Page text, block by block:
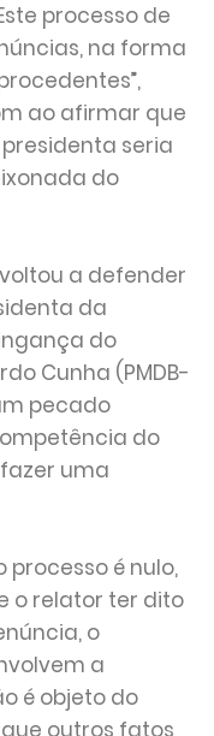
processo de
na forma
ao afirmar que
seria
do
a defender
da
do
Cunha (PMDB-
pecado
do
uma
é nulo,
o relator ter dito
o
a
é objeto do
outros fatos